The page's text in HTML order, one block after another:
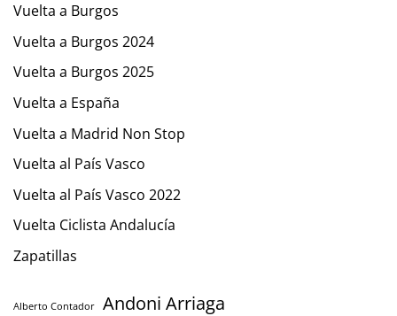
Vuelta a Burgos
Vuelta a Burgos 2024
Vuelta a Burgos 2025
Vuelta a España
Vuelta a Madrid Non Stop
Vuelta al País Vasco
Vuelta al País Vasco 2022
Vuelta Ciclista Andalucía
Zapatillas
Alberto Contador Andoni Arriaga